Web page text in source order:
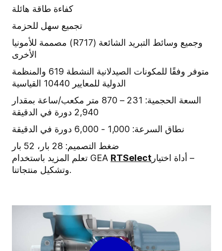
كفاءة طاقة هائلة
تجميع سهل للحزمة
مصممة للأمونيا (R717) وجميع وسائط التبريد الشائعة
الأخرى
متوفر وفقًا للمكونات الصيدلانية النشطة 619 والمنظمة
الدولية للمعايير 10440 القياسية
السعة الحجمية: 231 – 870 متر مكعب/ساعة بمقدار
2,940 دورة في الدقيقة
نطاق السرعة: 1,000 - 6,000 دورة في الدقيقة
ضغط التصميم: 28 بار، 52 بار
تعلم المزيد باستخدام ‎GEA RTSelect
وتشكيل منتجاتنا.